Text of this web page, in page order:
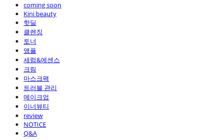
coming soon
Kini beauty
핫딜
클렌징
토너
앰플
세럼&에센스
크림
마스크팩
트러블 관리
메이크업
이너뷰티
review
NOTICE
Q&A